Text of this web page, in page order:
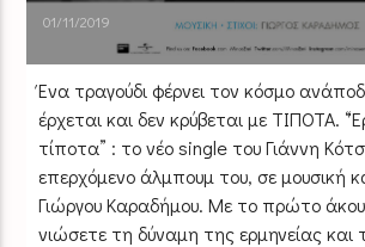
01/11/2019
Ένα τραγούδι φέρνει τον κόσμο
έρχεται και δεν κρύβεται με ΤΙΠΟΤΑ.
τίποτα” : το νέο single του Γιάννη
επερχόμενο άλμπουμ του, σε μουσική
Γιώργου Καραδήμου. Με το πρώτο
νιώσετε τη δύναμη της ερμηνείας και